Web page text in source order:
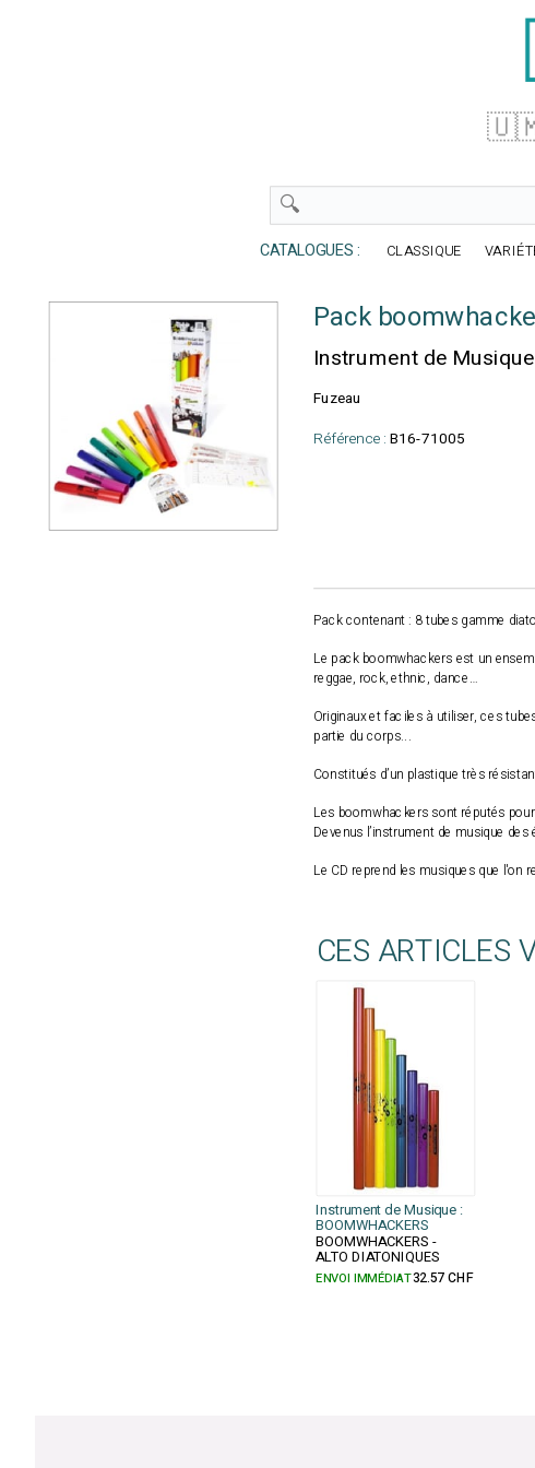
CATALOGUES : CLASSIQUE
Pack
Instrument de Musique
Fuzeau
Référence : B16-71005
Pack contenant : 8 tubes gamme
Le pack boomwhackers est un
reggae, rock, ethnic, dance…
Originaux et faciles à utiliser, ces
partie du corps...
Constitués d’un plastique très
Les boomwhackers sont réputés
Devenus l’instrument de musique
Le CD reprend les musiques que
CES ARTICLES
Instrument de Musique :
BOOMWHACKERS
BOOMWHACKERS -
ALTO DIATONIQUES
ENVOI IMMÉDIAT32.57 CHF